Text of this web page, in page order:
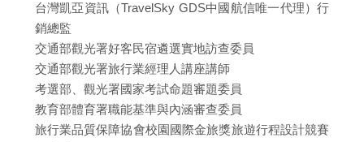
台灣凱亞資訊（TravelSky GDS中國航信唯一代理）行
銷總監
交通部觀光署好客民宿遴選實地訪查委員
交通部觀光署旅行業經理人講座講師
考選部、觀光署國家考試命題審題委員
教育部體育署職能基準與內涵審查委員
旅行業品質保障協會校園國際金旅獎旅遊行程設計競賽